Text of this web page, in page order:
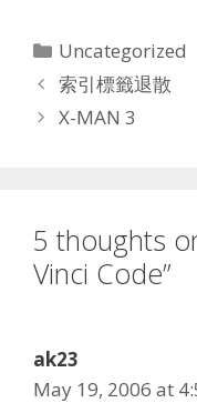
Categories
Uncategorized
索引標籤退散
X-MAN 3
5 thoughts
Vinci Code”
ak23
May 19, 2006 at